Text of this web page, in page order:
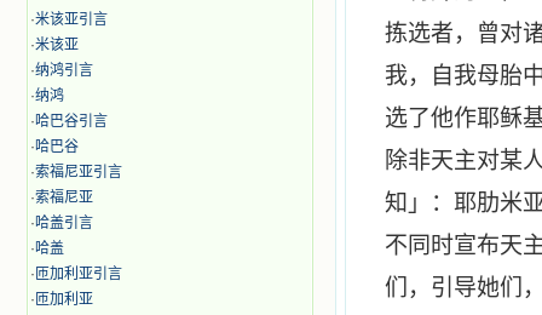
·米该亚引言
·米该亚
·纳鸿引言
·纳鸿
·哈巴谷引言
·哈巴谷
·索福尼亚引言
·索福尼亚
·哈盖引言
·哈盖
· 匝加利亚引言
· 匝加利亚
拣选者，曾对
我，自我母胎
选了他作耶稣
除非天主对某
知」：耶肋米
不同时宣布天
们，引导她们